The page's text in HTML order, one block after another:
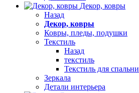
Декор, ковры
Назад
Декор, ковры
Ковры, пледы, подушки
Текстиль
Назад
текстиль
Текстиль для спальни
Зеркала
Детали интерьера